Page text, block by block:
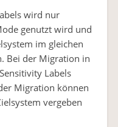
wird nur
genutzt wird und
im gleichen
Bei der Migration in
Labels
Migration können
vergeben